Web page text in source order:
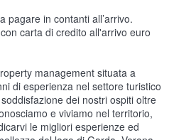
pagare in contanti all’arrivo.
carta di credito all'arrivo euro
management situata a
di esperienza nel settore turistico
dei nostri ospiti oltre
e viviamo nel territorio,
le migliori esperienze ed